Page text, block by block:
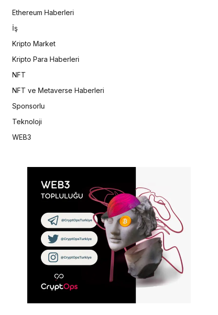
Ethereum Haberleri
İş
Kripto Market
Kripto Para Haberleri
NFT
NFT ve Metaverse Haberleri
Sponsorlu
Teknoloji
WEB3